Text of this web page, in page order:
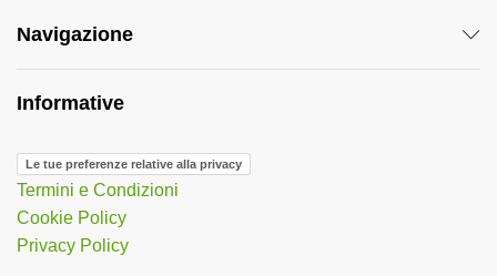
Navigazione
Informative
Le tue preferenze relative alla privacy
Termini e Condizioni
Cookie Policy
Privacy Policy